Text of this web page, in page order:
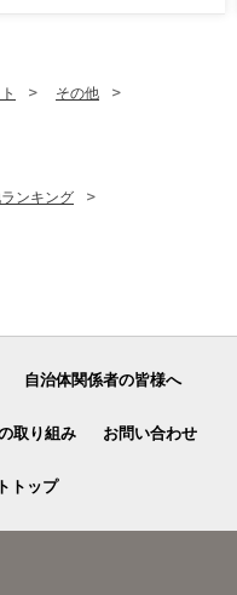
その他
ンキング
自治体関係者の皆様へ
取り組み お問い合わせ
トップ